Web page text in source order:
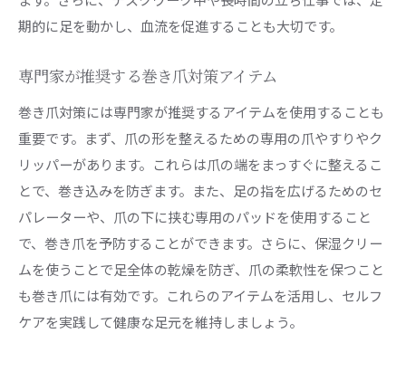
期的に足を動かし、血流を促進することも大切です。
専門家が推奨する巻き爪対策アイテム
巻き爪対策には専門家が推奨するアイテムを使用することも
重要です。まず、爪の形を整えるための専用の爪やすりやク
リッパーがあります。これらは爪の端をまっすぐに整えるこ
とで、巻き込みを防ぎます。また、足の指を広げるためのセ
パレーターや、爪の下に挟む専用のパッドを使用すること
で、巻き爪を予防することができます。さらに、保湿クリー
ムを使うことで足全体の乾燥を防ぎ、爪の柔軟性を保つこと
も巻き爪には有効です。これらのアイテムを活用し、セルフ
ケアを実践して健康な足元を維持しましょう。